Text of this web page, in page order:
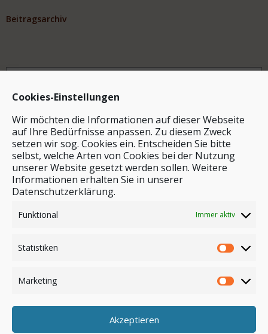
Cookies-Einstellungen
Wir möchten die Informationen auf dieser Webseite
auf Ihre Bedürfnisse anpassen. Zu diesem Zweck
setzen wir sog. Cookies ein. Entscheiden Sie bitte
selbst, welche Arten von Cookies bei der Nutzung
unserer Website gesetzt werden sollen. Weitere
Informationen erhalten Sie in unserer
Datenschutzerklärung.
Funktional Immer aktiv
Statistiken
Marketing
Akzeptieren
Beitragsarchiv
Archiv
Stichwortsuche
Anmelden